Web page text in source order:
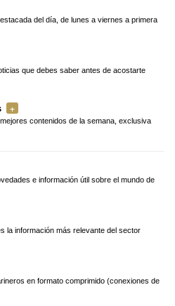
del día, de lunes a viernes a primera
que debes saber antes de acostarte
contenidos de la semana, exclusiva
e información útil sobre el mundo de
la información más relevante del sector
en formato comprimido (conexiones de